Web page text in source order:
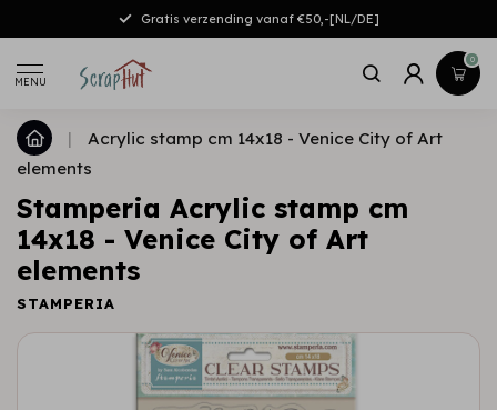
Gratis verzending vanaf €50,-[NL/DE]
MENU
0
|
Acrylic stamp cm 14x18 - Venice City of Art
elements
Stamperia Acrylic stamp cm
14x18 - Venice City of Art
elements
STAMPERIA